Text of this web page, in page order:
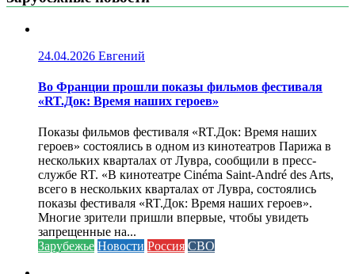
24.04.2026 Евгений
Во Франции прошли показы фильмов фестиваля
«RT.Док: Время наших героев»
Показы фильмов фестиваля «RT.Док: Время наших
героев» состоялись в одном из кинотеатров Парижа в
нескольких кварталах от Лувра, сообщили в пресс-
службе RT. «В кинотеатре Cinéma Saint-André des Arts,
всего в нескольких кварталах от Лувра, состоялись
показы фестиваля «RT.Док: Время наших героев».
Многие зрители пришли впервые, чтобы увидеть
запрещенные на...
Зарубежье Новости Россия СВО